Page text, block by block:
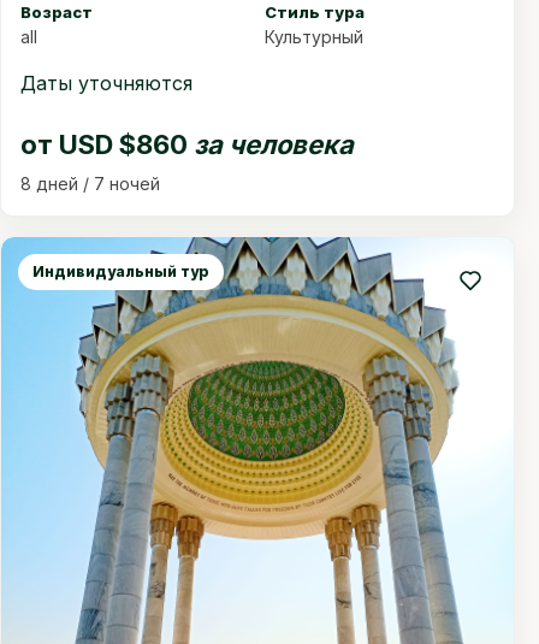
Возраст
all
Стиль тура
Культурный
Даты уточняются
от USD $860 за человека
8 дней / 7 ночей
Индивидуальный тур